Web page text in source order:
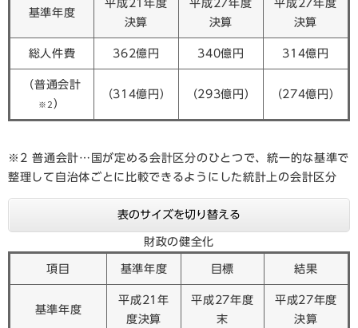
基準年度
平成21年度
決算
平成27年度
決算
平成27年度
決算
総人件費 362億円 340億円 314億円
（普通会計
※2 ）
（314億円） （293億円） （274億円）
※2 普通会計…国が定める会計区分のひとつで、統一的な基準で
整理して自治体ごとに比較できるようにした統計上の会計区分
表のサイズを切り替える
財政の健全化
項目 基準年度 目標 結果
基準年度
平成21年
度決算
平成27年度
末
平成27年度
決算